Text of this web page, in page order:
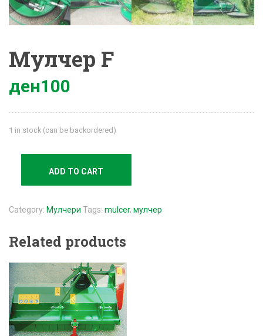
Мулчер F
ден100
1 in stock (can be backordered)
ADD TO CART
Category: Мулчери Tags: mulcer, мулчер
Related products